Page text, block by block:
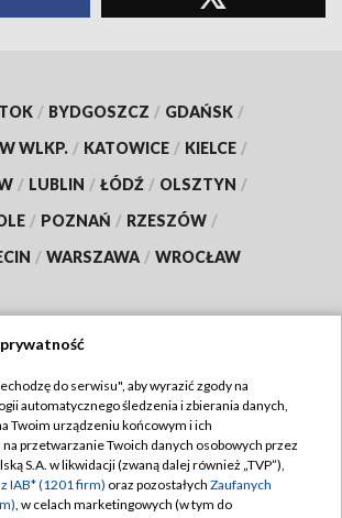
/ BYDGOSZCZ / GDAŃSK /
WLKP. / KATOWICE / KIELCE /
/ LUBLIN / ŁÓDŹ / OLSZTYN /
/ POZNAŃ / RZESZÓW /
/ WARSZAWA / WROCŁAW
TVP
Regulamin TVP
Polityka prywatności
do serwisu", aby wyrazić zgody na
automatycznego śledzenia i zbierania danych,
Twoim urządzeniu końcowym i ich
przetwarzanie Twoich danych osobowych przez
S.A. w likwidacji (zwaną dalej również „TVP”),
IAB* (1201 firm) oraz pozostałych Zaufanych
, w celach marketingowych (w tym do